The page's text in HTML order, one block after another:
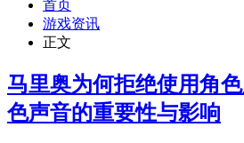
首页
游戏资讯
正文
马里奥为何拒绝使用角
色声音的重要性与影响